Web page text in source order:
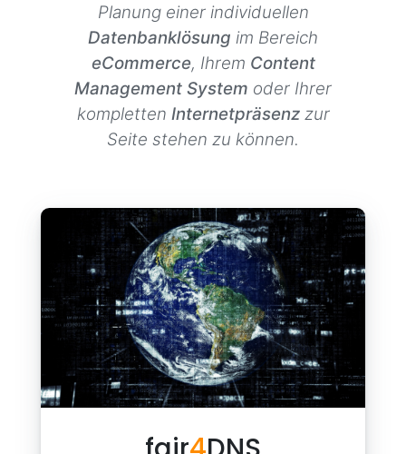
Planung einer individuellen
Datenbanklösung im Bereich
eCommerce, Ihrem Content
Management System oder Ihrer
kompletten Internetpräsenzzur
Seite stehen zu können.